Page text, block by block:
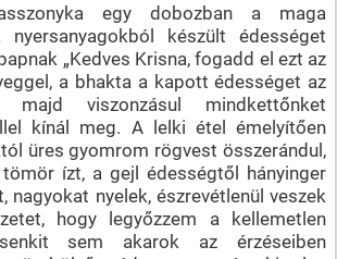
egy dobozban a maga
készült édességet
„Kedves Krisna, fogadd el ezt az
a bhakta a kapott édességet az
majd viszonzásul mindkettőnket
kínál meg. A lelki étel émelyítően
üres gyomrom rögvest összerándul,
ízt, a gejl édességtől hányinger
nagyokat nyelek, észrevétlenül veszek
hogy legyőzzem a kellemetlen
sem akarok az érzéseiben